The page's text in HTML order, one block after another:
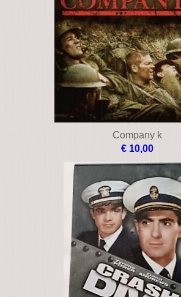
Company k
€ 10,00